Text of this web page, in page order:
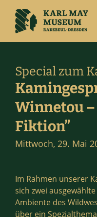
Special zum
Winnetou
Fiktion”
Mittwoch, 29. Mai
Im Rahmen unserer
sich zwei
Ambiente des
über ein